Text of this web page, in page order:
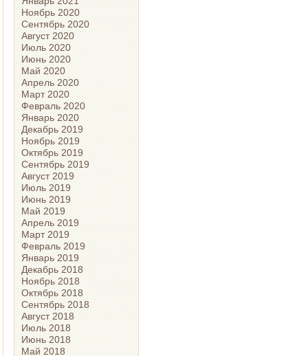
Ноябрь 2020
Сентябрь 2020
Август 2020
Июль 2020
Июнь 2020
Май 2020
Апрель 2020
Март 2020
Февраль 2020
Январь 2020
Декабрь 2019
Ноябрь 2019
Октябрь 2019
Сентябрь 2019
Август 2019
Июль 2019
Июнь 2019
Май 2019
Апрель 2019
Март 2019
Февраль 2019
Январь 2019
Декабрь 2018
Ноябрь 2018
Октябрь 2018
Сентябрь 2018
Август 2018
Июль 2018
Июнь 2018
Май 2018